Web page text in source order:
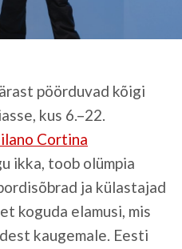
pöörduvad kõigi
kus 6.–22.
Cortina
ikka, toob olümpia
ja külastajad
koguda elamusi, mis
kaugemale. Eesti